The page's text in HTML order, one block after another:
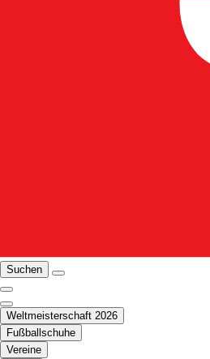
Suchen
Weltmeisterschaft 2026
Fußballschuhe
Vereine